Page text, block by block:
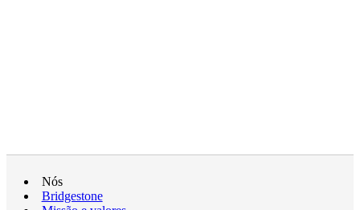
Nós
Bridgestone